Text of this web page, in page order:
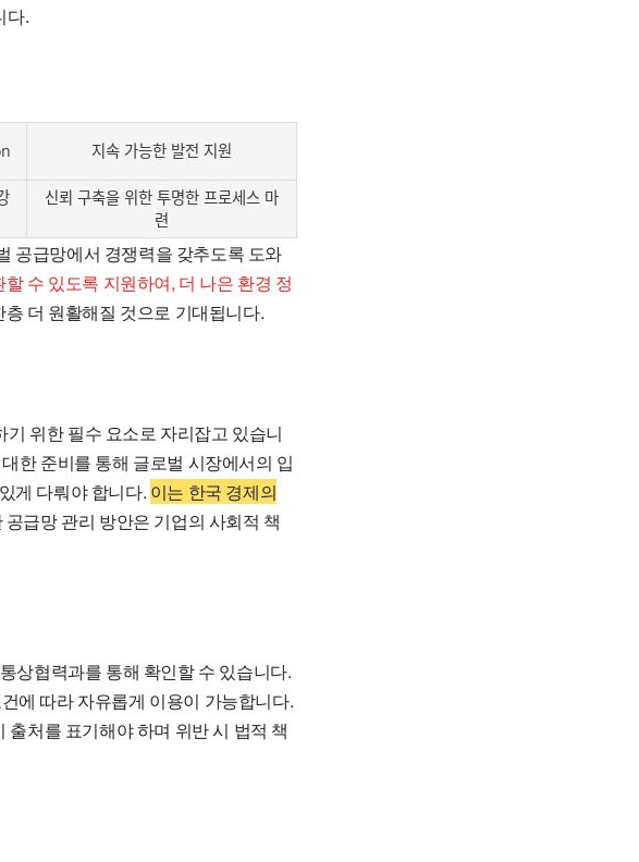
다.
지속 가능한 발전 지원
신뢰 구축을 위한 투명한 프로세스 마
련
공급망에서 경쟁력을 갖추도록 도와
수 있도록 지원하여, 더 나은 환경 정
더 원활해질 것으로 기대됩니다.
위한 필수 요소로 자리잡고 있습니
한 준비를 통해 글로벌 시장에서의 입
게 다뤄야 합니다. 이는 한국 경제의
급망 관리 방안은 기업의 사회적 책
상협력과를 통해 확인할 수 있습니다.
에 따라 자유롭게 이용이 가능합니다.
처를 표기해야 하며 위반 시 법적 책